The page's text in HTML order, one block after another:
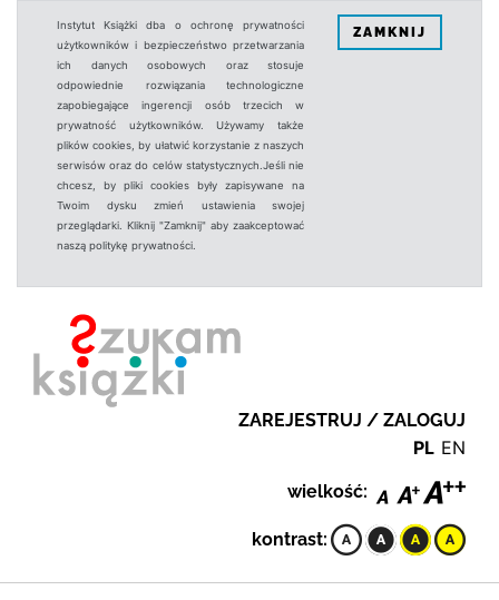
Instytut Książki dba o ochronę prywatności
użytkowników i bezpieczeństwo przetwarzania
ich danych osobowych oraz stosuje
odpowiednie rozwiązania technologiczne
zapobiegające ingerencji osób trzecich w
prywatność użytkowników. Używamy także
plików cookies, by ułatwić korzystanie z naszych
serwisów oraz do celów statystycznych.Jeśli nie
chcesz, by pliki cookies były zapisywane na
Twoim dysku zmień ustawienia swojej
przeglądarki. Kliknij "Zamknij" aby zaakceptować
naszą politykę prywatności.
ZAMKNIJ
ZAREJESTRUJ / ZALOGUJ
PL EN
wielkość:
kontrast: